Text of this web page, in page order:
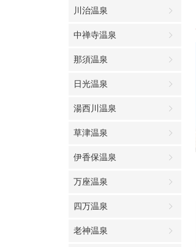
川治温泉
中禅寺温泉
那須温泉
日光温泉
湯西川温泉
草津温泉
伊香保温泉
万座温泉
四万温泉
老神温泉